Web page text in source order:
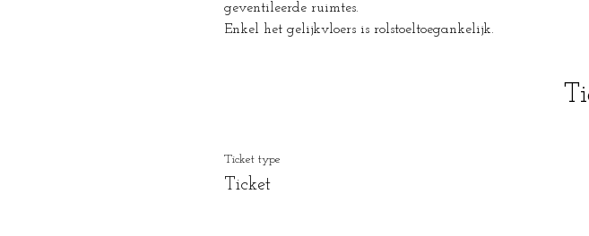
geventileerde ruimtes.
Enkel het gelijkvloers is rolstoeltoegankelijk.
Ticket type
Ticket